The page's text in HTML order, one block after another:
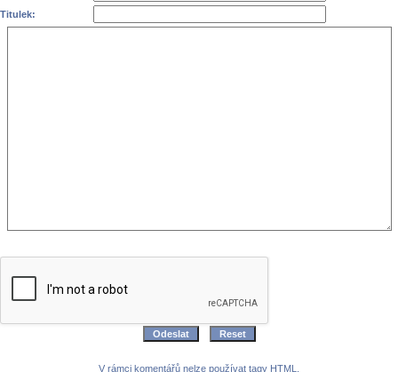
Titulek:
V rámci komentářů nelze používat tagy HTML.